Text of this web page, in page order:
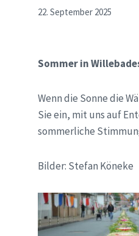
22. September 2025
Sommer in
Wenn die Sonne die
Sie ein, mit uns auf
sommerliche
Bilder: Stefan Köneke